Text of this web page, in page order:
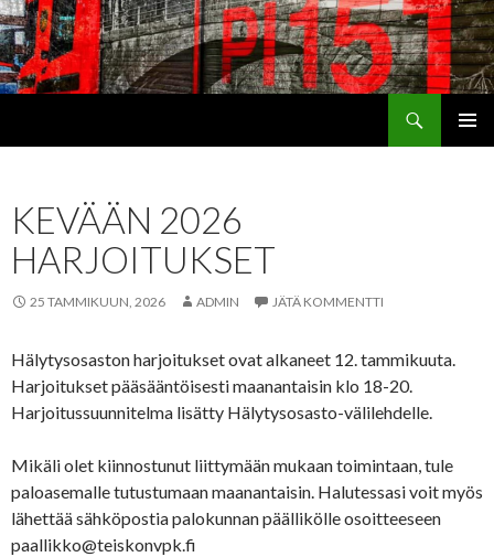
KEVÄÄN 2026
HARJOITUKSET
25 TAMMIKUUN, 2026 ADMIN JÄTÄ KOMMENTTI
Hälytysosaston harjoitukset ovat alkaneet 12. tammikuuta.
Harjoitukset pääsääntöisesti maanantaisin klo 18-20.
Harjoitussuunnitelma lisätty Hälytysosasto-välilehdelle.
Mikäli olet kiinnostunut liittymään mukaan toimintaan, tule
paloasemalle tutustumaan maanantaisin. Halutessasi voit myös
lähettää sähköpostia palokunnan päällikölle osoitteeseen
paallikko@teiskonvpk.fi